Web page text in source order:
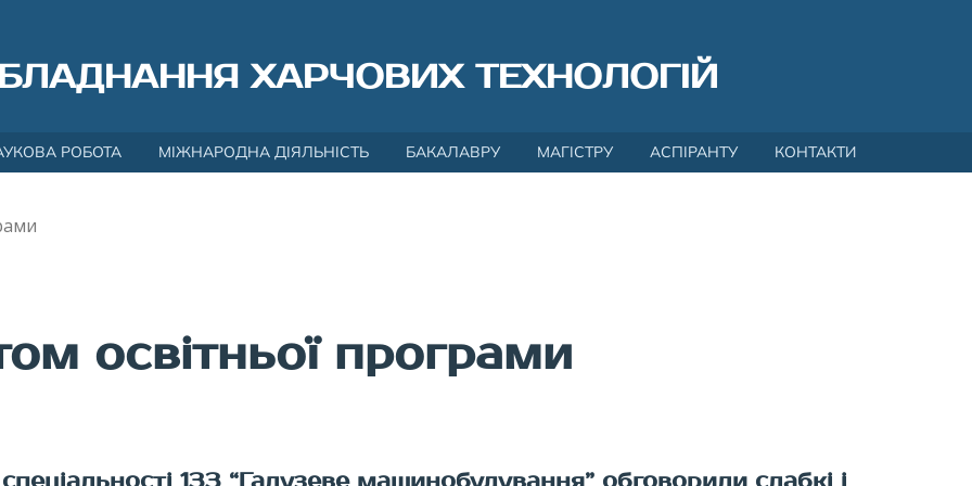
ХАРЧОВИХ ТЕХНОЛОГІЙ
РОБОТА МІЖНАРОДНА ДІЯЛЬНІСТЬ БАКАЛАВРУ МАГІСТРУ АСПІРАНТУ КОНТАКТИ
освітньої програми